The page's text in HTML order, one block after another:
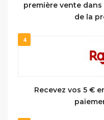
première vente
de la
4
Recevez vos 5 €